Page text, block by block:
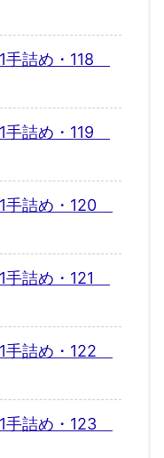
手詰め・118
手詰め・119
手詰め・120
手詰め・121
手詰め・122
手詰め・123